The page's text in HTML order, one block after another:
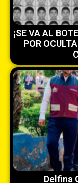
¡SE VA AL
POR
Delfina